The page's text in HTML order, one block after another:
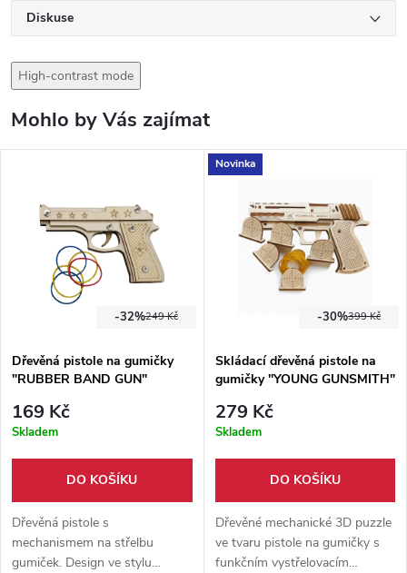
Diskuse
High-contrast mode
Mohlo by Vás zajímat
249 Kč
-32%
Dřevěná pistole na gumičky
"RUBBER BAND GUN"
169 Kč
Skladem
DO KOŠÍKU
Dřevěná pistole s
mechanismem na střelbu
gumiček. Design ve stylu
Novinka
399 Kč
-30%
Skládací dřevěná pistole na
gumičky "YOUNG GUNSMITH"
279 Kč
Skladem
DO KOŠÍKU
Dřevěné mechanické 3D puzzle
ve tvaru pistole na gumičky s
funkčním vystřelovacím